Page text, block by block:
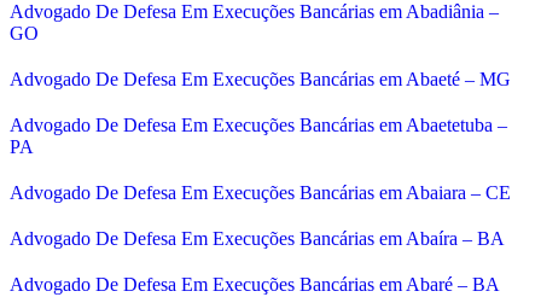
Advogado De Defesa Em Execuções Bancárias em Abadiânia –
GO
Advogado De Defesa Em Execuções Bancárias em Abaeté – MG
Advogado De Defesa Em Execuções Bancárias em Abaetetuba –
PA
Advogado De Defesa Em Execuções Bancárias em Abaiara – CE
Advogado De Defesa Em Execuções Bancárias em Abaíra – BA
Advogado De Defesa Em Execuções Bancárias em Abaré – BA